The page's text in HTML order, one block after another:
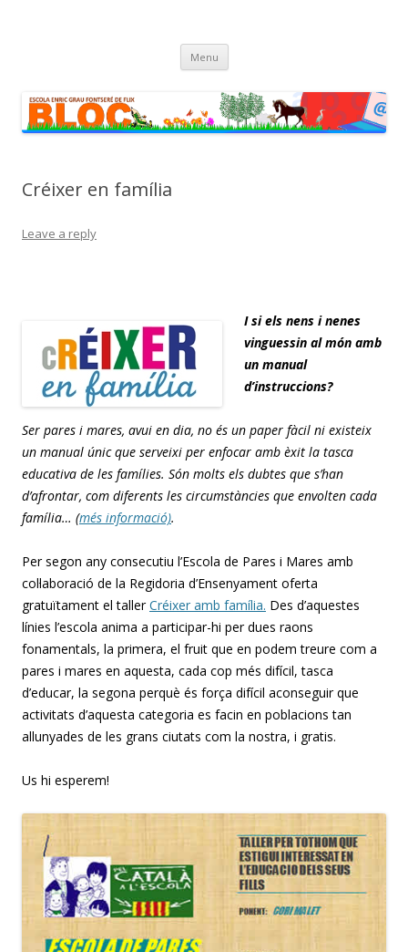
Menu Skip
content
Créixer en família
Leave a reply
I si els nens i nenes
vinguessin al món amb
un manual
d’instruccions?
Ser pares i mares, avui en dia, no és un paper fàcil ni existeix
un manual únic que serveixi per enfocar amb èxit la tasca
educativa de les famílies. Són molts els dubtes que s’han
d’afrontar, com diferents les circumstàncies que envolten cada
família… (més informació).
Per segon any consecutiu l’Escola de Pares i Mares amb
col·laboració de la Regidoria d’Ensenyament oferta
gratuïtament el tallerCréixer amb família. Des d’aquestes
línies l’escola anima a participar-hi per dues raons
fonamentals, la primera, el fruit que en podem treure com a
pares i mares en aquesta, cada cop més difícil, tasca
d’educar, la segona perquè és força difícil aconseguir que
activitats d’aquesta categoria es facin en poblacions tan
allunyades de les grans ciutats com la nostra, i gratis.
Us hi esperem!